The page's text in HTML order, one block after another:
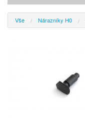
Vše Nárazníky H0